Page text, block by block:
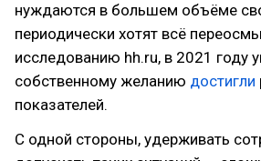
нуждаются в большем объёме
периодически хотят всё
исследованию hh.ru, в 2021 году
собственному желанию достигли
показателей.
С одной стороны, удерживать